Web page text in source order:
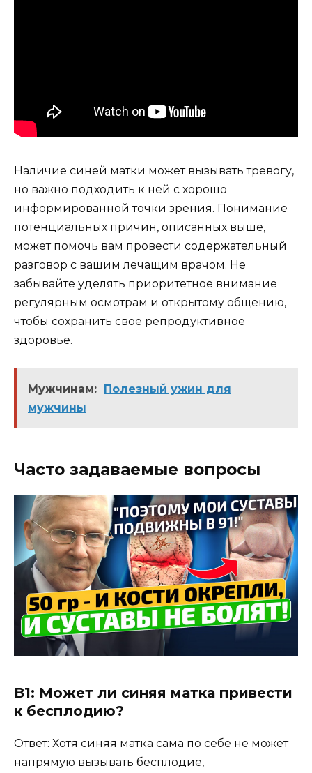
Наличие синей матки может вызывать тревогу,
но важно подходить к ней с хорошо
информированной точки зрения. Понимание
потенциальных причин, описанных выше,
может помочь вам провести содержательный
разговор с вашим лечащим врачом. Не
забывайте уделять приоритетное внимание
регулярным осмотрам и открытому общению,
чтобы сохранить свое репродуктивное
здоровье.
Мужчинам: Полезный ужин для
мужчины
Часто задаваемые вопросы
В1: Может ли синяя матка привести
к бесплодию?
Ответ: Хотя синяя матка сама по себе не может
напрямую вызывать бесплодие,